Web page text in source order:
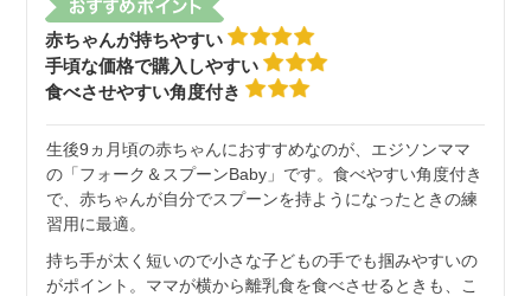
赤ちゃんが持ちやすい
手頃な価格で購入しやすい
食べさせやすい角度付き
生後9ヵ月頃の赤ちゃんにおすすめなのが、エジソンママ
の「フォーク＆スプーンBaby」です。食べやすい角度付き
で、赤ちゃんが自分でスプーンを持ようになったときの練
習用に最適。
持ち手が太く短いので小さな子どもの手でも掴みやすいの
がポイント。ママが横から離乳食を食べさせるときも、こ